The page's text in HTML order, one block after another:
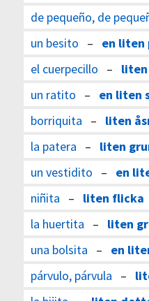
de pequeño, de
un besito – en liten
el cuerpecillo –
un ratito – en liten
borriquita – liten
la patera – liten
un vestidito – en
niñita – liten flicka
la huertita – liten
una bolsita – en
párvulo, párvula –